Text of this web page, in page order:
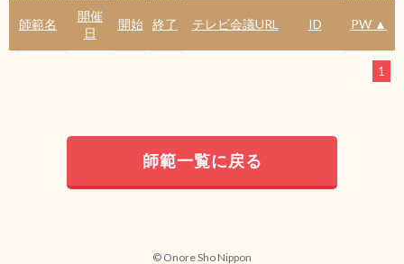
師範名
開催
日
開始 終了 テレビ会議URL ID PW ▲
1
師範一覧に戻る
© Onore Sho Nippon